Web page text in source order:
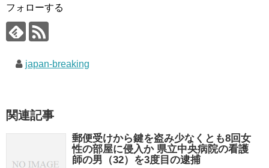
フォローする
japan-breaking
関連記事
郵便受けから鍵を盗み少なくとも8回女
性の部屋に侵入か 県立中央病院の看護
師の男（32）を3度目の逮捕